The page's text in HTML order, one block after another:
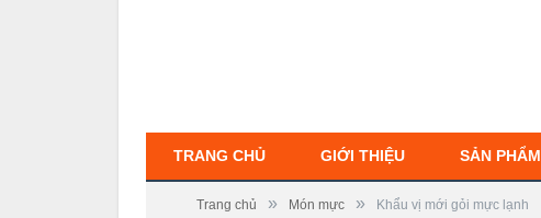
TRANG CHỦ GIỚI THIỆU SẢN PHẨM
Trang chủ » Món mực » Khẩu vị mới gỏi mực lạnh